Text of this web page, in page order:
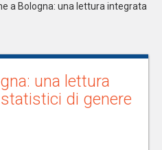
a Bologna: una lettura integrata
una lettura
di genere